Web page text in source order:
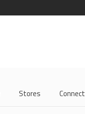
Stores Connect